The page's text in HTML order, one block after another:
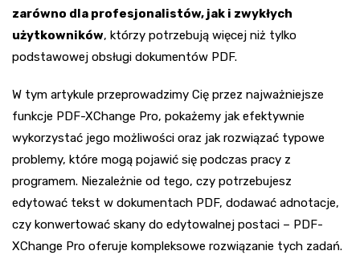
zarówno dla profesjonalistów, jak i zwykłych
użytkowników, którzy potrzebują więcej niż tylko
podstawowej obsługi dokumentów PDF.
W tym artykule przeprowadzimy Cię przez najważniejsze
funkcje PDF-XChange Pro, pokażemy jak efektywnie
wykorzystać jego możliwości oraz jak rozwiązać typowe
problemy, które mogą pojawić się podczas pracy z
programem. Niezależnie od tego, czy potrzebujesz
edytować tekst w dokumentach PDF, dodawać adnotacje,
czy konwertować skany do edytowalnej postaci – PDF-
XChange Pro oferuje kompleksowe rozwiązanie tych zadań.